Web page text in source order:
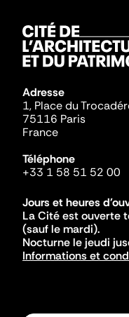
Adresse
1, Place du
75116 Paris
France
Téléphone
+33 1 58 51 52 00
Jours et heures
La Cité est ouverte
(sauf le mardi).
Nocturne le jeudi
Informations et